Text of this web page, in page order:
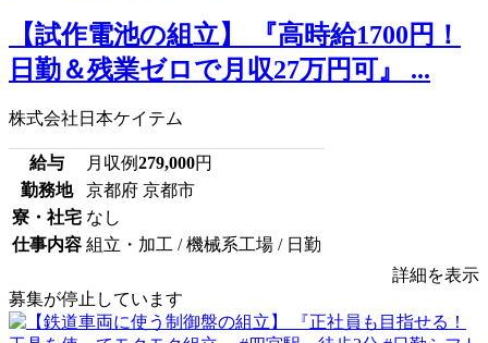
【試作電池の組立】 『高時給1700円！
日勤＆残業ゼロで月収27万円可』 ...
株式会社日本ケイテム
給与 月収例279,000円
勤務地
京都府 京都市
寮・社宅 なし
仕事内容 組立・加工 / 機械系工場 / 日勤
詳細を表示
募集が停止しています